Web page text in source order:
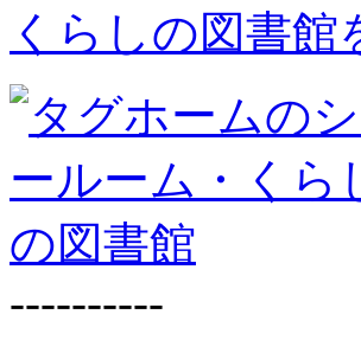
くらしの図書館
----------